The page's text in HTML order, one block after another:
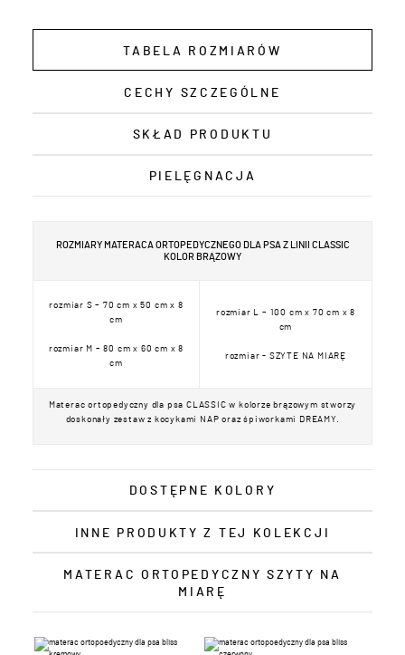
TABELA ROZMIARÓW
CECHY SZCZEGÓLNE
SKŁAD PRODUKTU
PIELĘGNACJA
ROZMIARY MATERACA ORTOPEDYCZNEGO DLA PSA Z LINII CLASSIC
KOLOR BRĄZOWY
rozmiar S – 70 cm x 50 cm x 8
cm
rozmiar M – 80 cm x 60 cm x 8
cm
rozmiar L – 100 cm x 70 cm x 8
cm
rozmiar - SZYTE NA MIARĘ
Materac ortopedyczny dla psa CLASSIC w kolorze brązowym stworzy
doskonały zestaw z kocykami NAP oraz śpiworkami DREAMY.
DOSTĘPNE KOLORY
INNE PRODUKTY Z TEJ KOLEKCJI
MATERAC ORTOPEDYCZNY SZYTY NA
MIARĘ